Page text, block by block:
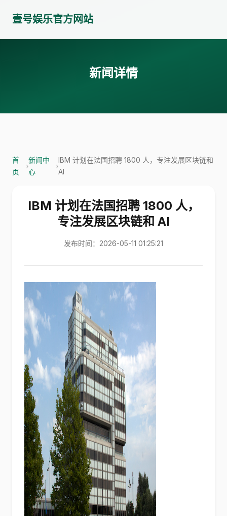
壹号娱乐官方网站
新闻详情
首
页
›
新闻中
心
›
IBM 计划在法国招聘 1800 人，专注发展区块链和
AI
IBM 计划在法国招聘 1800 人，
专注发展区块链和 AI
发布时间：2026-05-11 01:25:21